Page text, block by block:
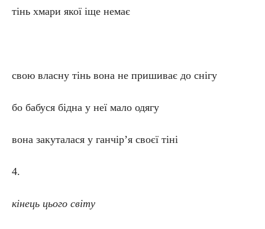
тінь хмари якої іще немає
свою власну тінь вона не пришиває до снігу
бо бабуся бідна у неї мало одягу
вона закуталася у ганчір’я своєї тіні
4.
кінець цього світу